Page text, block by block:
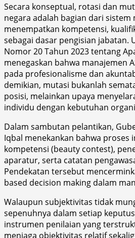
Secara konseptual, rotasi dan
negara adalah bagian dari sistem
menempatkan kompetensi,
sebagai dasar pengisian jabatan.
Nomor 20 Tahun 2023 tentang
menegaskan bahwa manajemen
pada profesionalisme dan
demikian, mutasi bukanlah
posisi, melainkan upaya
individu dengan kebutuhan
Dalam sambutan pelantikan,
Iqbal menekankan bahwa proses
kompetensi (beauty contest),
aparatur, serta catatan
Pendekatan tersebut
based decision making dalam
Walaupun subjektivitas tidak
sepenuhnya dalam setiap
instrumen penilaian yang
menjaga objektivitas relatif